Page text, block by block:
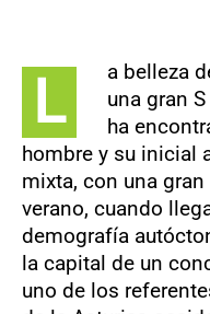
L
a belleza
una gran
ha
hombre y su inicial
mixta, con una
verano, cuando
demografía
la capital de un
uno de los